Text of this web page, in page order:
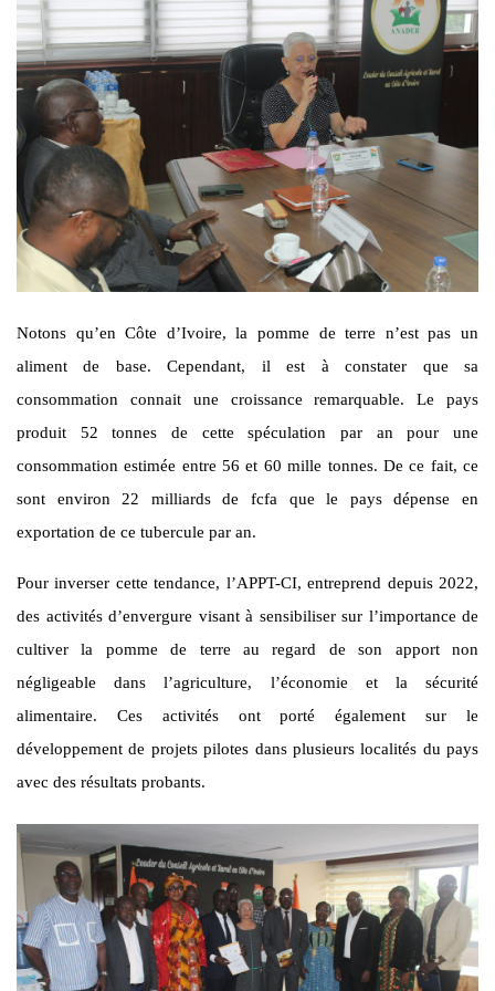
Notons qu’en Côte d’Ivoire, la pomme de terre n’est pas un
aliment de base. Cependant, il est à constater que sa
consommation connait une croissance remarquable. Le pays
produit 52 tonnes de cette spéculation par an pour une
consommation estimée entre 56 et 60 mille tonnes. De ce fait, ce
sont environ 22 milliards de fcfa que le pays dépense en
exportation de ce tubercule par an.
Pour inverser cette tendance, l’APPT-CI, entreprend depuis 2022,
des activités d’envergure visant à sensibiliser sur l’importance de
cultiver la pomme de terre au regard de son apport non
négligeable dans l’agriculture, l’économie et la sécurité
alimentaire. Ces activités ont porté également sur le
développement de projets pilotes dans plusieurs localités du pays
avec des résultats probants.